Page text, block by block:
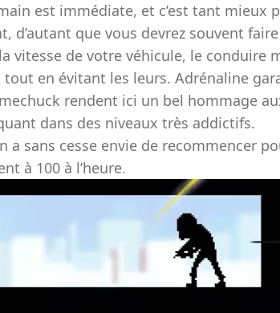
est immédiate, et c’est tant mieux
d’autant que vous devrez souvent
vitesse de votre véhicule, le conduire
en évitant les leurs. Adrénaline
rendent ici un bel hommage
dans des niveaux très addictifs.
a sans cesse envie de recommencer
à 100 à l’heure.